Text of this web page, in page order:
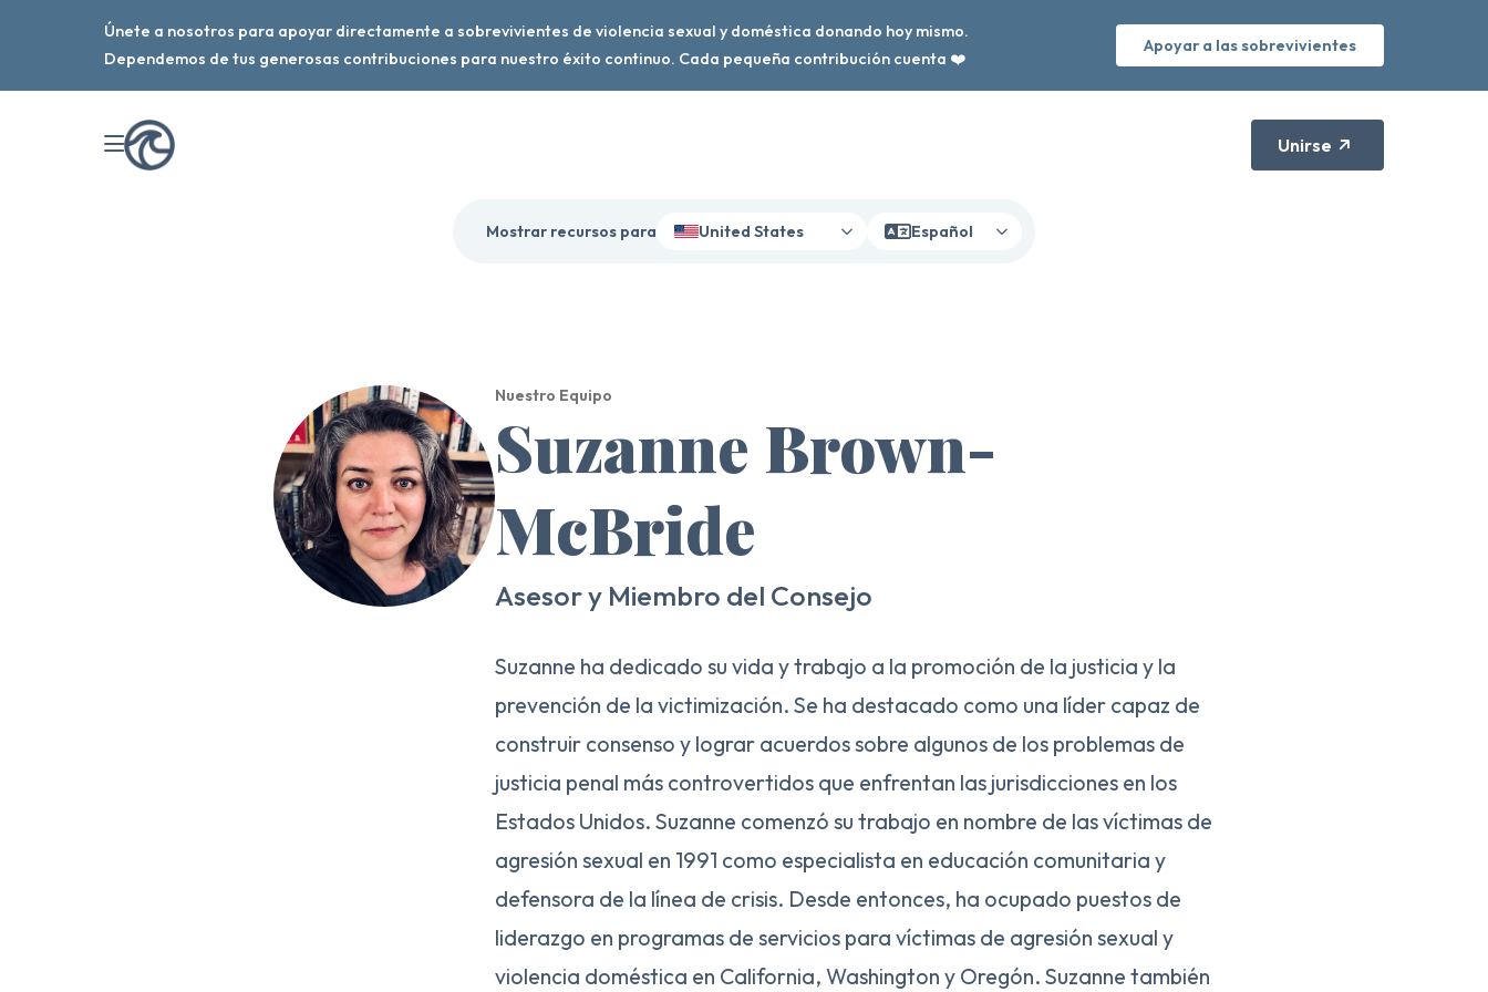
Únete a nosotros para apoyar directamente a sobrevivientes de violencia sexual y doméstica donando hoy mismo.
Dependemos de tus generosas contribuciones para nuestro éxito continuo. Cada pequeña contribución cuenta ❤️
Apoyar a las sobrevivientes
Unirse
Mostrar recursos para United States Español
Nuestro Equipo
Suzanne Brown-
McBride
Asesor y Miembro del Consejo
Suzanne ha dedicado su vida y trabajo a la promoción de la justicia y la
prevención de la victimización. Se ha destacado como una líder capaz de
construir consenso y lograr acuerdos sobre algunos de los problemas de
justicia penal más controvertidos que enfrentan las jurisdicciones en los
Estados Unidos. Suzanne comenzó su trabajo en nombre de las víctimas de
agresión sexual en 1991 como especialista en educación comunitaria y
defensora de la línea de crisis. Desde entonces, ha ocupado puestos de
liderazgo en programas de servicios para víctimas de agresión sexual y
violencia doméstica en California, Washington y Oregón. Suzanne también